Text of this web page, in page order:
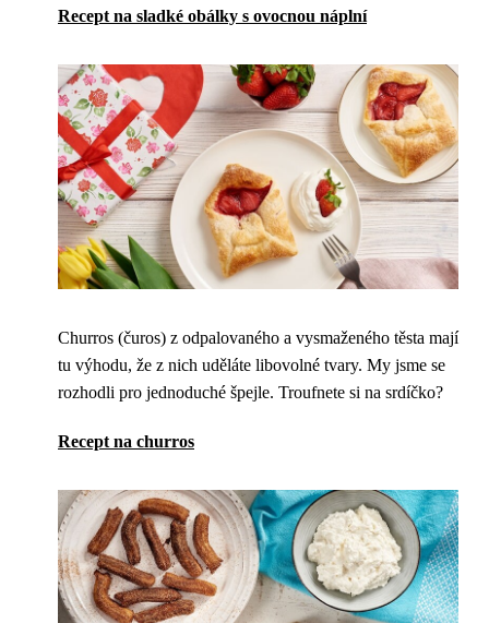
Recept na sladké obálky s ovocnou náplní
Churros (čuros) z odpalovaného a vysmaženého těsta mají
tu výhodu, že z nich uděláte libovolné tvary. My jsme se
rozhodli pro jednoduché špejle. Troufnete si na srdíčko?
Recept na churros